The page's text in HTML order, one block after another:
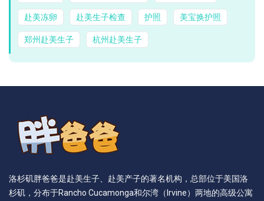
赴美冻卵 赴美生子检查 护照 美宝换护照
郑州赴美生子 杭州赴美生子
洛杉矶胖爸爸是赴美生子、赴美产子的著名机构，总部位于美国洛
杉矶，分布于Rancho Cucamonga和尔湾（Irvine）两地的高级公寓